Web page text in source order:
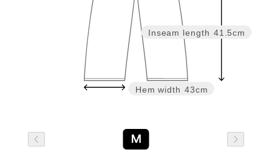
Inseam length 41.5cm
Hem width 43cm
M